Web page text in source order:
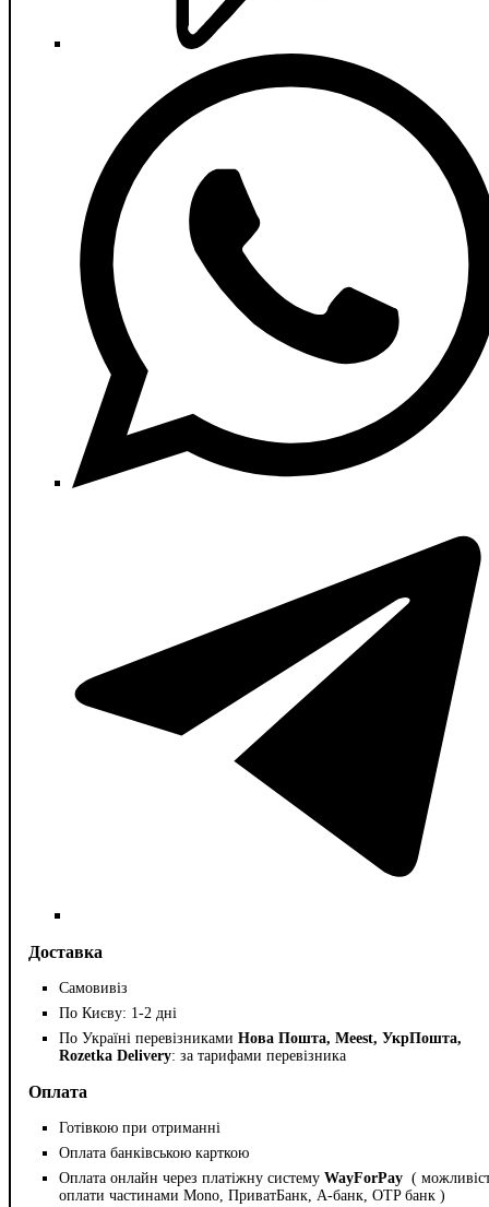
Доставка
Самовивіз
По Києву: 1-2 дні
По Україні перевізниками Нова Пошта, Meest, УкрПошта,
Rozetka Delivery: за тарифами перевізника
Оплата
Готівкою при отриманні
Оплата банківською карткою
Оплата онлайн через платіжну систему WayForPay (
оплати частинами Mono, ПриватБанк, А-банк, OTP банк )